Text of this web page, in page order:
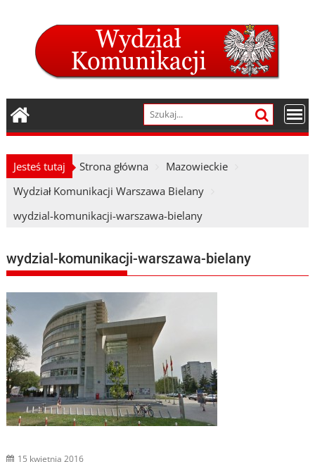
Jesteś tutaj Strona główna
Mazowieckie
Wydział Komunikacji Warszawa Bielany
wydzial-komunikacji-warszawa-bielany
wydzial-komunikacji-warszawa-bielany
15 kwietnia 2016